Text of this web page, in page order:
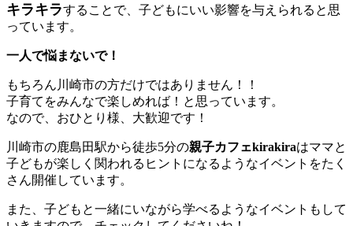
キラキラすることで、子どもにいい影響を与えられると思
っています。
一人で悩まないで！
もちろん川崎市の方だけではありません！！
子育てをみんなで楽しめれば！と思っています。
なので、おひとり様、大歓迎です！
川崎市の鹿島田駅から徒歩5分の親子カフェkirakiraはママと
子どもが楽しく関われるヒントになるようなイベントをたく
さん開催しています。
また、子どもと一緒にいながら学べるようなイベントもして